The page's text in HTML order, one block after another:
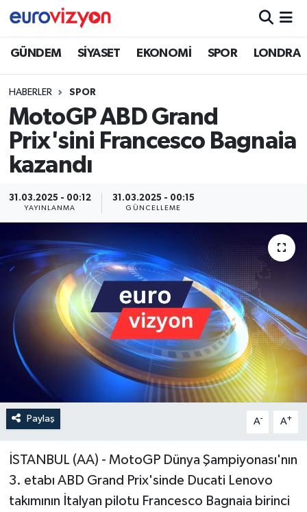
GÜNDEM SİYASET EKONOMİ SPOR LONDRA
HABERLER SPOR
MotoGP ABD Grand
Prix'sini Francesco Bagnaia
kazandı
31.03.2025 - 00:12
YAYINLANMA
31.03.2025 - 00:15
GÜNCELLEME
Paylaş A- A+
İSTANBUL (AA) - MotoGP Dünya Şampiyonası'nın
3. etabı ABD Grand Prix'sinde Ducati Lenovo
takımının İtalyan pilotu Francesco Bagnaia birinci